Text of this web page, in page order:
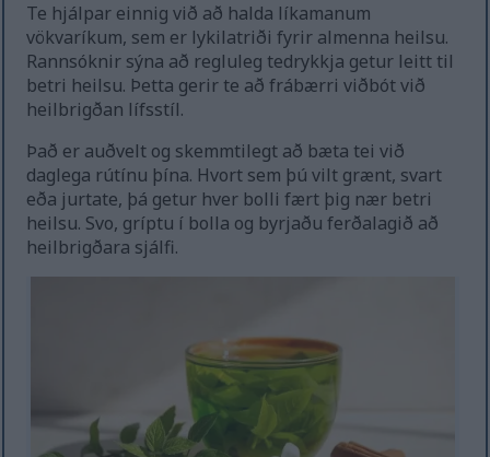
Te hjálpar einnig við að halda líkamanum
vökvaríkum, sem er lykilatriði fyrir almenna heilsu.
Rannsóknir sýna að regluleg tedrykkja getur leitt til
betri heilsu. Þetta gerir te að frábærri viðbót við
heilbrigðan lífsstíl.
Það er auðvelt og skemmtilegt að bæta tei við
daglega rútínu þína. Hvort sem þú vilt grænt, svart
eða jurtate, þá getur hver bolli fært þig nær betri
heilsu. Svo, gríptu í bolla og byrjaðu ferðalagið að
heilbrigðara sjálfi.